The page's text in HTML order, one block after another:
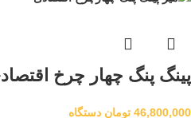
پینگ پنگ چهار چرخ
46,800,000 تومان دستگاه